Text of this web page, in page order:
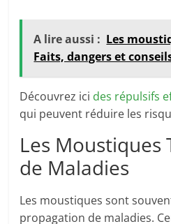
A lire aussi : Les
Faits, dangers et
Découvrez ici des répulsifs
qui peuvent réduire les
Les Moustiques
de Maladies
Les moustiques sont
propagation de maladies.